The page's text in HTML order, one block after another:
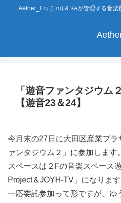
Aether_Eru (Eru) & Keが管理する音楽
「遊音ファンタジウム
【遊音23＆24】
今月末の27日に大田区産業プ
ァンタジウム２」に参加します。
スペースは２Fの音楽スペース
Project＆JOYH-TV」になります
一応委託参加って形ですが、ゆ